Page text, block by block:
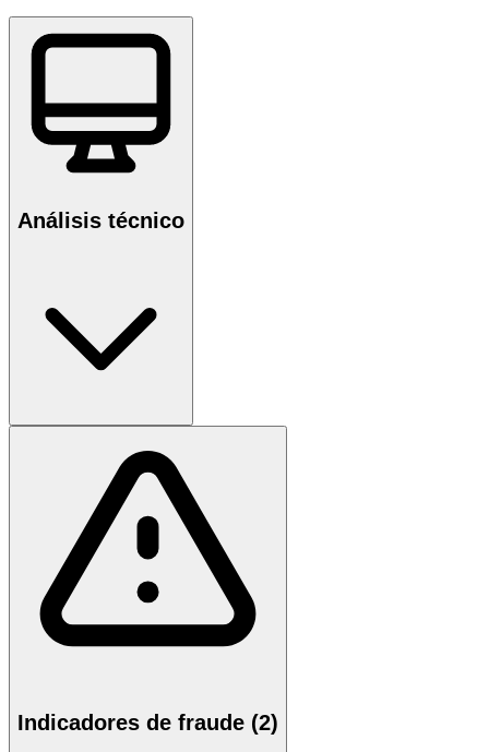
Análisis técnico
Indicadores de fraude (2)